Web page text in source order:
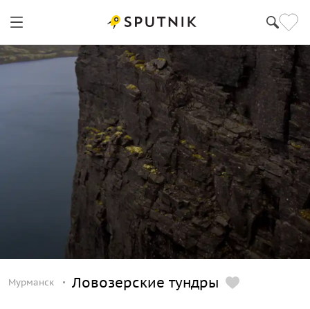
Мурманск Ловозерские тундры